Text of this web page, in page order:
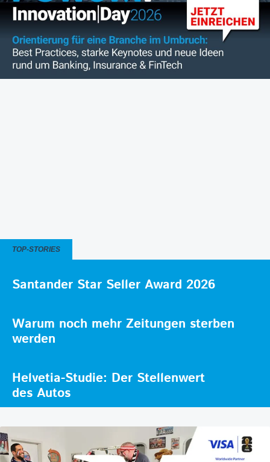
TOP-STORIES
Santander Star Seller Award 2026
Warum noch mehr Zeitungen sterben
werden
Helvetia-Studie: Der Stellenwert
des Autos